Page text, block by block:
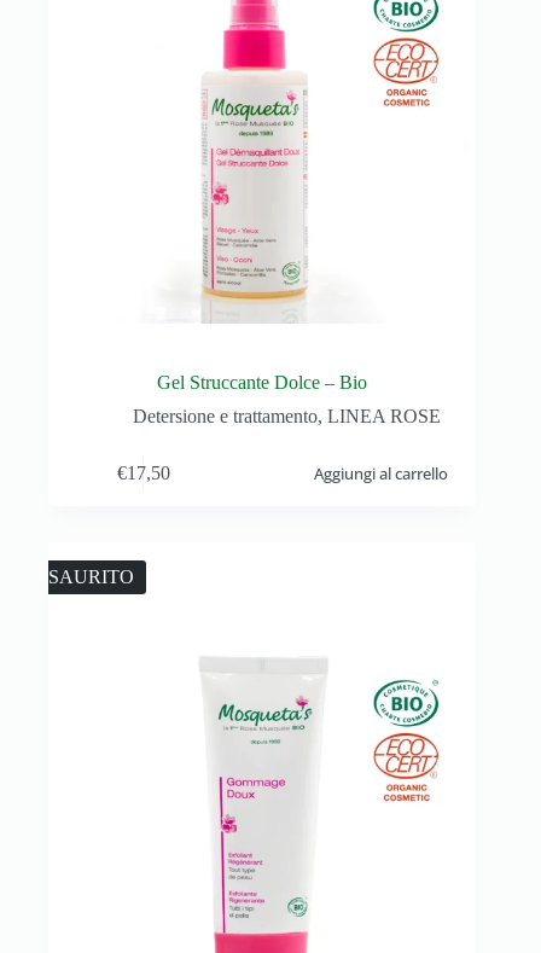
Gel Struccante Dolce – Bio
Detersione e trattamento, LINEA ROSE
€17,50 Aggiungi al carrello
ESAURITO